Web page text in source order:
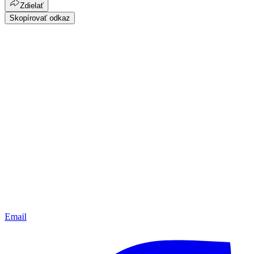
Zdielať
Skopírovať odkaz
Email